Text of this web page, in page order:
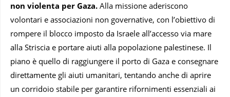
non violenta per Gaza. Alla missione aderiscono
volontari e associazioni non governative, con l’obiettivo di
rompere il blocco imposto da Israele all’accesso via mare
alla Striscia e portare aiuti alla popolazione palestinese. Il
piano è quello di raggiungere il porto di Gaza e consegnare
direttamente gli aiuti umanitari, tentando anche di aprire
un corridoio stabile per garantire rifornimenti essenziali ai